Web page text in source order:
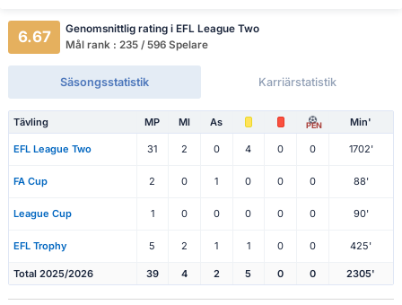
6.67
Genomsnittlig rating i EFL League Two
Mål rank : 235 / 596 Spelare
Säsongsstatistik Karriärstatistik
Tävling MP Ml As PEN Min'
EFL League Two 31 2 0 4 0 0 1702'
FA Cup 2 0 1 0 0 0 88'
League Cup 1 0 0 0 0 0 90'
EFL Trophy 5 2 1 1 0 0 425'
Total 2025/2026 39 4 2 5 0 0 2305'